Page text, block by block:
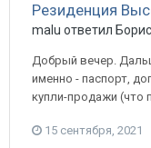
Резиденция
malu ответил
Добрый вечер.
именно - паспорт,
купли-продажи (что
15 сентября, 2021